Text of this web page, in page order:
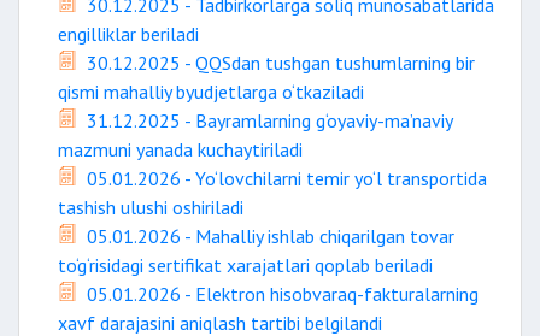
30.12.2025 - Tadbirkorlarga soliq munosabatlarida
engilliklar beriladi
30.12.2025 - QQSdan tushgan tushumlarning bir
qismi mahalliy byudjetlarga o‘tkaziladi
31.12.2025 - Bayramlarning g‘oyaviy-ma’naviy
mazmuni yanada kuchaytiriladi
05.01.2026 - Yo‘lovchilarni temir yo‘l transportida
tashish ulushi oshiriladi
05.01.2026 - Mahalliy ishlab chiqarilgan tovar
to‘g‘risidagi sertifikat xarajatlari qoplab beriladi
05.01.2026 - Elektron hisobvaraq-fakturalarning
xavf darajasini aniqlash tartibi belgilandi